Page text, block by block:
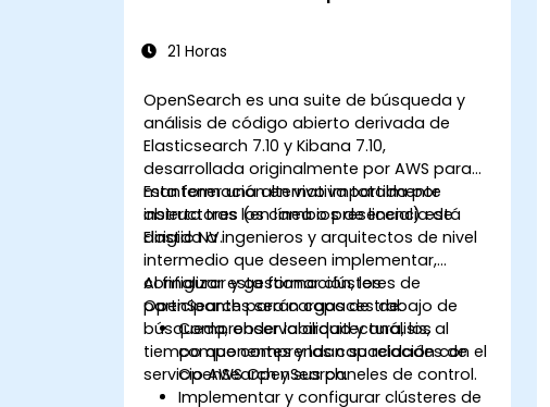
21 Horas
OpenSearch es una suite de búsqueda y
análisis de código abierto derivada de
Elasticsearch 7.10 y Kibana 7.10,
desarrollada originalmente por AWS para
mantener una alternativa totalmente
abierta tras los cambios de licencia de
Elastic NV.
Esta formación en vivo impartida por
instructores (en línea o presencial) está
dirigida a ingenieros y arquitectos de nivel
intermedio que deseen implementar,
configurar y gestionar clústeres de
OpenSearch para cargas de trabajo de
búsqueda, observabilidad y análisis, al
tiempo que comprendan su relación con el
servicio AWS OpenSearch.
Al finalizar esta formación, los
participantes serán capaces de:
Comprender la arquitectura, los
componentes y las capacidades de
OpenSearch y sus paneles de control.
Implementar y configurar clústeres de